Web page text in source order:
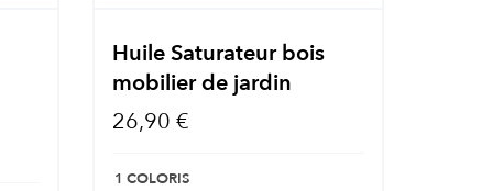
Huile Saturateur bois
mobilier de jardin
26,90 €
1 COLORIS